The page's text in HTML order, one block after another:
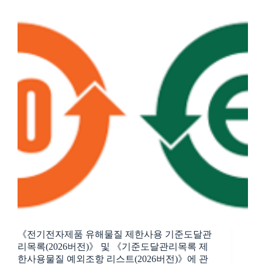
《전기전자제품 유해물질 제한사용 기준도달관
리목록(2026버전)》 및 《기준도달관리목록 제
한사용물질 예외조항 리스트(2026버전)》에 관